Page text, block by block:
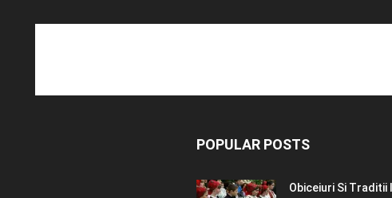
POPULAR POSTS
Obiceiuri Si Traditii